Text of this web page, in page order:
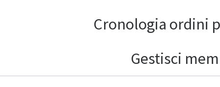
Cronologia ordini
Gestisci